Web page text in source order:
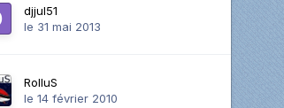
djjul51
le 31 mai 2013
RolluS
le 14 février 2010